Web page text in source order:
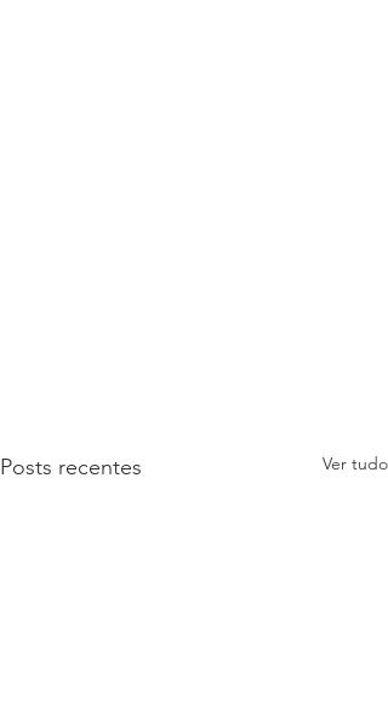
Posts recentes Ver tudo